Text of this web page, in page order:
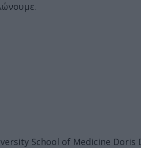
School of Medicine Doris